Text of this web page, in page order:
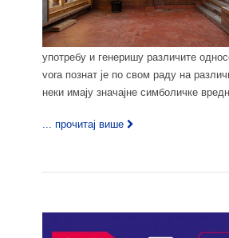
употребу и генеришу различите
vora познат је по свом раду на
неки имају значајне симболичке
... прочитај више